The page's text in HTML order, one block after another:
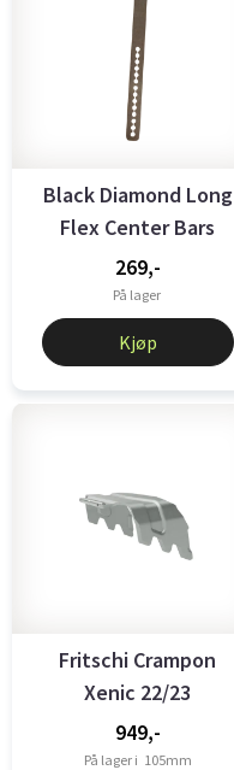
Black Diamond Long
Flex Center Bars
Polished
269,-
På lager
Kjøp
Fritschi Crampon
Xenic 22/23
949,-
På lager i 105mm